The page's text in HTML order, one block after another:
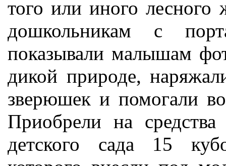
того или иного лесного
дошкольникам с
показывали малышам
дикой природе,
зверюшек и помогали
Приобрели на
детского сада 15